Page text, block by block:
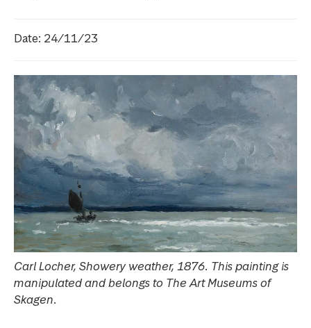
Date: 24/11/23
Carl Locher, Showery weather, 1876. This painting is
manipulated and belongs to The Art Museums of
Skagen.